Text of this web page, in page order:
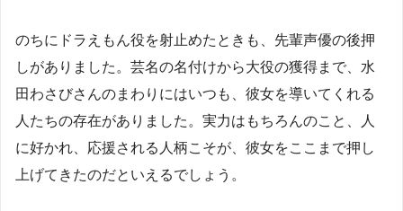
のちにドラえもん役を射止めたときも、先輩声優の後押
しがありました。芸名の名付けから大役の獲得まで、水
田わさびさんのまわりにはいつも、彼女を導いてくれる
人たちの存在がありました。実力はもちろんのこと、人
に好かれ、応援される人柄こそが、彼女をここまで押し
上げてきたのだといえるでしょう。